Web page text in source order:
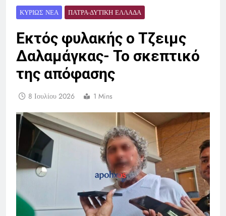
ΚΥΡΊΩΣ ΝΈΑ ΠΆΤΡΑ-ΔΥΤΙΚΉ ΕΛΛΆΔΑ
Εκτός φυλακής ο Τζειμς
Δαλαμάγκας- Το σκεπτικό
της απόφασης
8 Ιουλίου 2026 1 Mins